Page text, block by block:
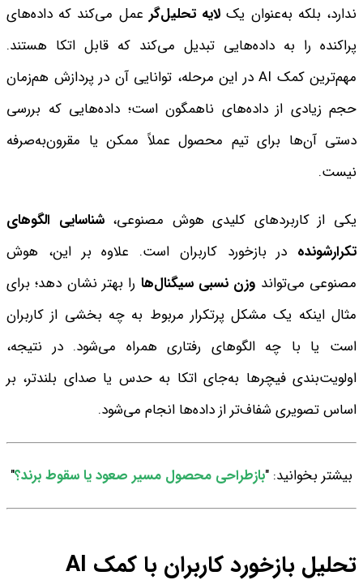
ندارد، بلکه به‌عنوان یک لایه تحلیل‌گر عمل می‌کند که داده‌های
پراکنده را به داده‌هایی تبدیل می‌کند که قابل اتکا هستند.
مهم‌ترین کمک AI در این مرحله، توانایی آن در پردازش هم‌زمان
حجم زیادی از داده‌های ناهمگون است؛ داده‌هایی که بررسی
دستی آن‌ها برای تیم محصول عملاً ممکن یا مقرون‌به‌صرفه
نیست.
یکی از کاربردهای کلیدی هوش مصنوعی،شناسایی الگوهای
تکرارشونده در بازخورد کاربران است. علاوه بر این، هوش
مصنوعی می‌تواند وزن نسبی سیگنال‌ها را بهتر نشان دهد؛ برای
مثال اینکه یک مشکل پرتکرار مربوط به چه بخشی از کاربران
است یا با چه الگوهای رفتاری همراه می‌شود. در نتیجه،
اولویت‌بندی فیچرها به‌جای اتکا به حدس یا صدای بلندتر، بر
اساس تصویری شفاف‌تر از داده‌ها انجام می‌شود.
بیشتر بخوانید: "بازطراحی محصول مسیر صعود یا سقوط برند؟"
تحلیل بازخورد کاربران با کمک AI